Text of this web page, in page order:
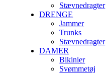
Stævnedragter
DRENGE
Jammer
Trunks
Stævnedragter
DAMER
Bikinier
Svømmetøj